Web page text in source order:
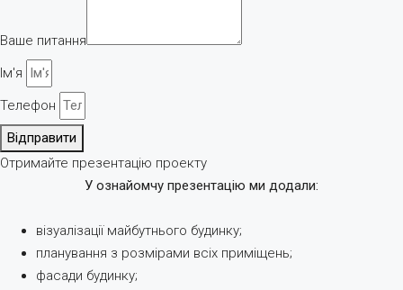
Ваше питання
Ім'я
Телефон
Відправити
Отримайте презентацію проекту
У ознайомчу презентацію ми додали:
візуалізації майбутнього будинку;
планування з розмірами всіх приміщень;
фасади будинку;